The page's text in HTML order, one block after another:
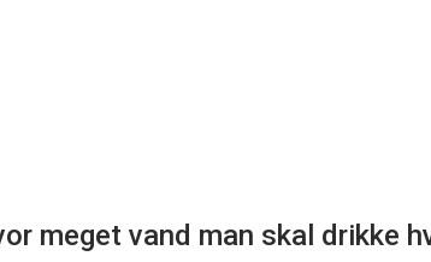
meget vand man skal drikke